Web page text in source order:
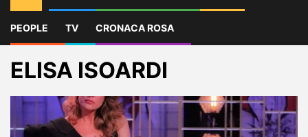
PEOPLE TV CRONACA ROSA
Home Blog ELISA ISOARDI
ELISA ISOARDI